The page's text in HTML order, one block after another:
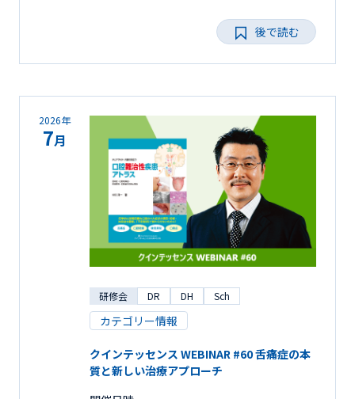
後で読む
2026年
7月
研修会 DR DH Sch
カテゴリー情報
クインテッセンス WEBINAR #60 舌痛症の本
質と新しい治療アプローチ